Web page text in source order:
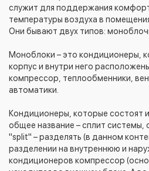
служит для поддержания
температуры воздуха в
Они бывают двух типов:
Моноблоки – это кондиционеры,
корпус и внутри него
компрессор, теплообменники,
автоматики.
Кондиционеры, которые состоят
общее название – сплит системы,
"split" – разделять (в данном
разделении на внутреннюю и
кондиционеров компрессор